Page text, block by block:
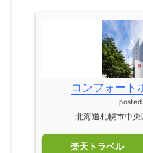
コンフォート
北海道札幌市中
楽天トラベル